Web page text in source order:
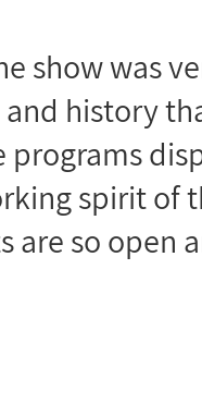
show was
history
programs
spirit of
are so open